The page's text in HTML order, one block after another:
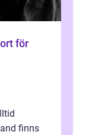
finns